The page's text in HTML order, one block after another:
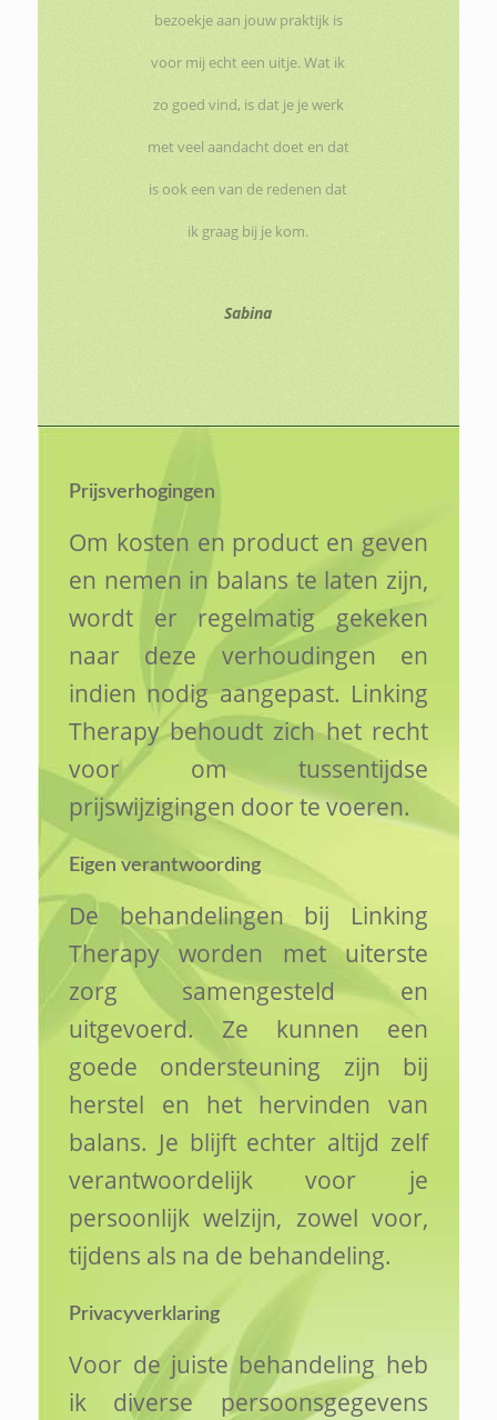
bezoekje aan jouw praktijk is
voor mij echt een uitje. Wat ik
zo goed vind, is dat je je werk
met veel aandacht doet en dat
is ook een van de redenen dat
ik graag bij je kom.
Sabina
Prijsverhogingen
Om kosten en product en geven
en nemen in balans te laten zijn,
wordt er regelmatig gekeken
naar deze verhoudingen en
indien nodig aangepast. Linking
Therapy behoudt zich het recht
voor om tussentijdse
prijswijzigingen door te voeren.
Eigen verantwoording
De behandelingen bij Linking
Therapy worden met uiterste
zorg samengesteld en
uitgevoerd. Ze kunnen een
goede ondersteuning zijn bij
herstel en het hervinden van
balans. Je blijft echter altijd zelf
verantwoordelijk voor je
persoonlijk welzijn, zowel voor,
tijdens als na de behandeling.
Privacyverklaring
Voor de juiste behandeling heb
ik diverse persoonsgegevens